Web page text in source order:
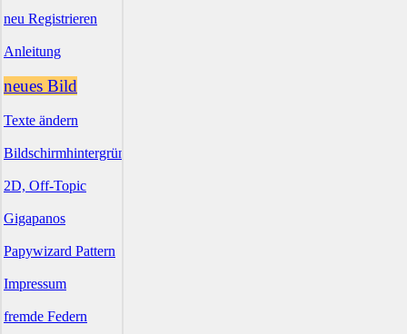
neu Registrieren
Anleitung
neues Bild
Texte ändern
Bildschirmhintergründe
2D, Off-Topic
Gigapanos
Papywizard Pattern
Impressum
fremde Federn